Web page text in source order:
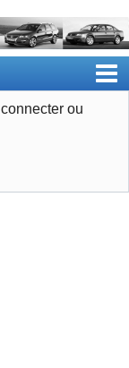
ou